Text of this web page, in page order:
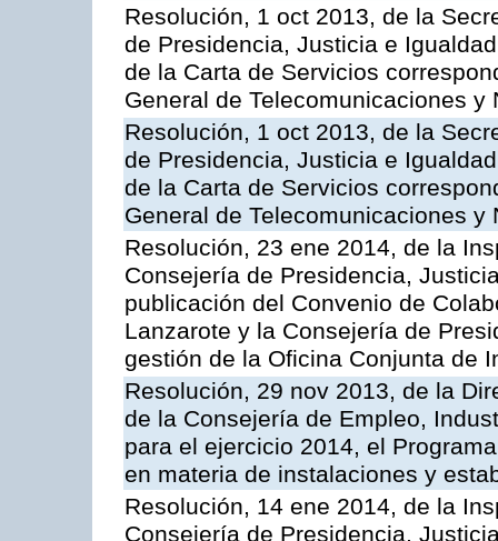
Resolución, 1 oct 2013, de la
de Presidencia, Justicia e
de la Carta de Servicios
General de Telecomunicaciones y
Resolución, 1 oct 2013, de la
de Presidencia, Justicia e
de la Carta de Servicios
General de Telecomunicaciones y
Resolución, 23 ene 2014, de la
Consejería de Presidencia,
publicación del Convenio de
Lanzarote y la Consejería de
gestión de la Oficina Conjunta de
Resolución, 29 nov 2013, de la
de la Consejería de Empleo,
para el ejercicio 2014, el
en materia de instalaciones y
Resolución, 14 ene 2014, de la
Consejería de Presidencia,